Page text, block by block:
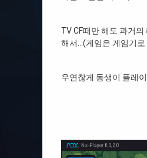
TV CF때만 해도 과거
해서…(게임은 게임기로
우연찮게 동생이 플레